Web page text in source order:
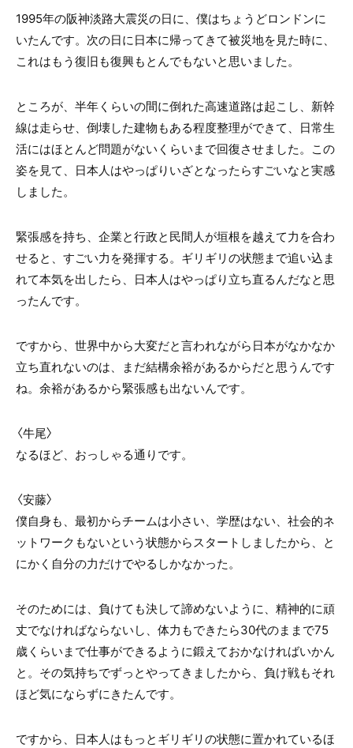
1995年の阪神淡路大震災の日に、僕はちょうどロンドンに
いたんです。次の日に日本に帰ってきて被災地を見た時に、
これはもう復旧も復興もとんでもないと思いました。
ところが、半年くらいの間に倒れた高速道路は起こし、新幹
線は走らせ、倒壊した建物もある程度整理ができて、日常生
活にはほとんど問題がないくらいまで回復させました。この
姿を見て、日本人はやっぱりいざとなったらすごいなと実感
しました。
緊張感を持ち、企業と行政と民間人が垣根を越えて力を合わ
せると、すごい力を発揮する。ギリギリの状態まで追い込ま
れて本気を出したら、日本人はやっぱり立ち直るんだなと思
ったんです。
ですから、世界中から大変だと言われながら日本がなかなか
立ち直れないのは、まだ結構余裕があるからだと思うんです
ね。余裕があるから緊張感も出ないんです。
〈牛尾〉
なるほど、おっしゃる通りです。
〈安藤〉
僕自身も、最初からチームは小さい、学歴はない、社会的ネ
ットワークもないという状態からスタートしましたから、と
にかく自分の力だけでやるしかなかった。
そのためには、負けても決して諦めないように、精神的に頑
丈でなければならないし、体力もできたら30代のままで75
歳くらいまで仕事ができるように鍛えておかなければいかん
と。その気持ちでずっとやってきましたから、負け戦もそれ
ほど気にならずにきたんです。
ですから、日本人はもっとギリギリの状態に置かれているほ